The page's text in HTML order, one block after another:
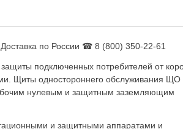
по России ☎ 8 (800) 350-22-61
подключенных потребителей от
Щиты одностороннего обслуживания ЩО
нулевым и защитным заземляющим
и защитными аппаратами и